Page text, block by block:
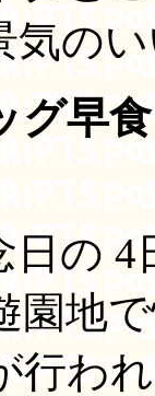
気の
グ早
の 4
園地
行わ